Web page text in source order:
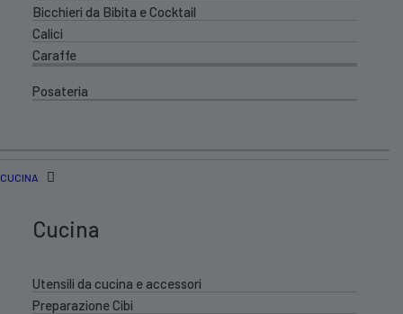
Bicchieri da Bibita e Cocktail
Calici
Caraffe
Posateria
CUCINA
Cucina
Utensili da cucina e accessori
Preparazione Cibi